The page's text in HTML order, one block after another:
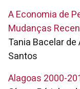
A Economia de
Mudanças
Tania Bacelar
Santos
Alagoas 2000-